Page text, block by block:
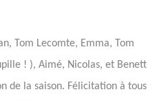
Tom Lecomte, Emma, Tom
! ), Aimé, Nicolas, et Benett
de la saison. Félicitation à tous